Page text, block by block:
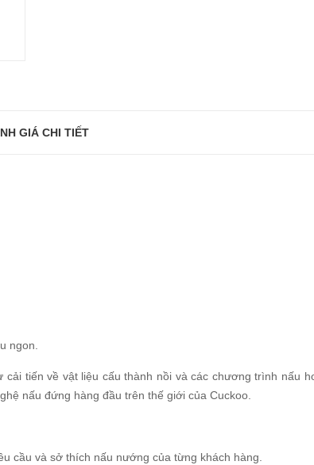
GIÁ CHI TIẾT
ngon.
tiến về vật liệu cấu thành nồi và các chương trình nấu
nấu đứng hàng đầu trên thế giới của Cuckoo.
cầu và sở thích nấu nướng của từng khách hàng.